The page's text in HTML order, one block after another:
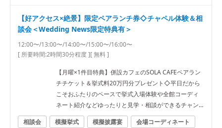
【好アクセス×絶景】限定ペアランチ券◇チャペル体験＆相
談会＜Wedding News限定特典有＞
12:00〜/13:00〜/14:00〜/15:00〜/16:00〜
[ 所要時間:2時間30分程度][ 無料 ]
【月曜×1件目特典】併設カフェのSOLA CAFEペアラン
チチケット＆挙式料20万円分プレゼント◇平日だから
こそおふたりのペースで挙式入場体験や全館コーディ
ネート紹介などゆったりと見学・相談ができるチャン
ス♪
相談会 模擬挙式 模擬披露宴
会場コーディネート